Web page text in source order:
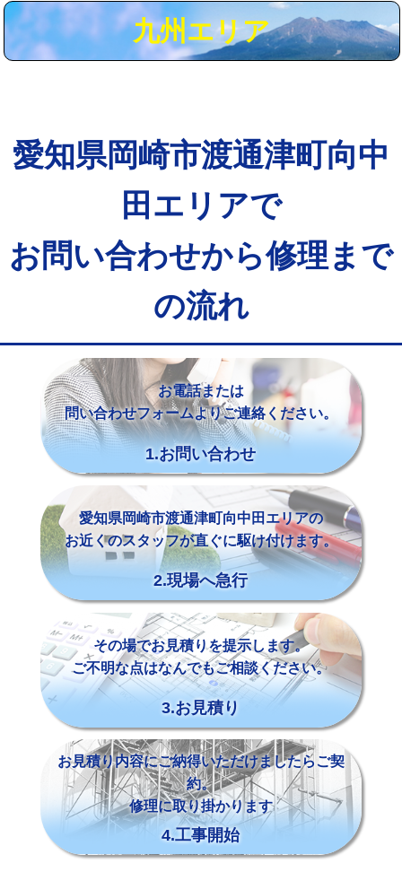
九州エリア
愛知県岡崎市渡通津町向中
田エリアで
お問い合わせから修理まで
の流れ
お電話または
問い合わせフォームよりご連絡ください。
1.お問い合わせ
愛知県岡崎市渡通津町向中田エリアの
お近くのスタッフが直ぐに駆け付けます。
2.現場へ急行
その場でお見積りを提示します。
ご不明な点はなんでもご相談ください。
3.お見積り
お見積り内容にご納得いただけましたらご契
約。
修理に取り掛かります
4.工事開始